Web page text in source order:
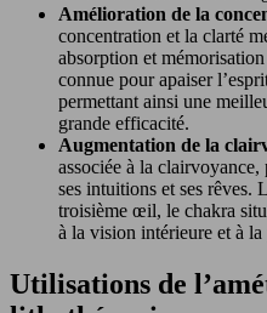
Amélioration de la
concentration et la clarté
absorption et
connue pour apaiser
permettant ainsi une
grande efficacité.
Augmentation de la
associée à la
ses intuitions et ses rêves.
troisième œil, le chakra
à la vision intérieure et à
Utilisations de